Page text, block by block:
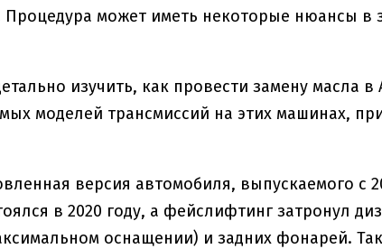
Процедура может иметь некоторые нюансы в
изучить, как провести замену масла
моделей трансмиссий на этих машинах,
версия автомобиля, выпускаемого с
в 2020 году, а фейслифтинг затронул
оснащении) и задних фонарей.